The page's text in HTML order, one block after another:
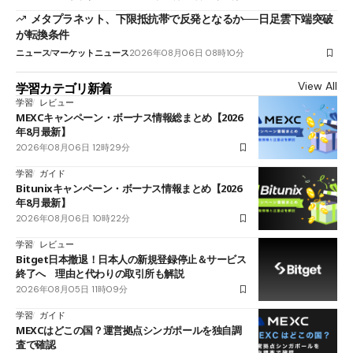
メタプラネット、下限抵抗帯で反発となるか──日足雲下端突破
が転換条件
ニュースマーケットニュース2026年08月06日 08時10分
学習カテゴリ新着 View All
学習 レビュー
MEXCキャンペーン・ボーナス情報総まとめ【2026
年8月最新】
2026年08月06日 12時29分
学習 ガイド
Bitunixキャンペーン・ボーナス情報まとめ【2026
年8月最新】
2026年08月06日 10時22分
学習 レビュー
Bitget日本撤退！日本人の新規登録停止＆サービス
終了へ 理由と代わりの取引所も解説
2026年08月05日 11時09分
学習 ガイド
MEXCはどこの国？運営拠点シンガポールを独自調
査で確認